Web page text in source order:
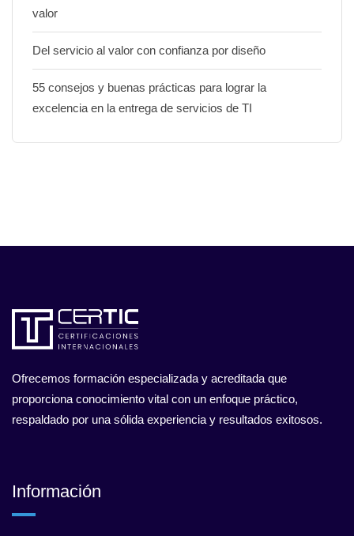
valor
Del servicio al valor con confianza por diseño
55 consejos y buenas prácticas para lograr la
excelencia en la entrega de servicios de TI
Ofrecemos formación especializada y acreditada que
proporciona conocimiento vital con un enfoque práctico,
respaldado por una sólida experiencia y resultados exitosos.
Información